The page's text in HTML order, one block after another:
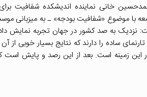
خانی نماینده اندیشکده شفافیت
نزدیک به صد کشور در جهان تجربه نمایش
ساده را دارند که نتایج بسیار خوبی از آن
این زمینه است. بعد از این رصد و پایش است